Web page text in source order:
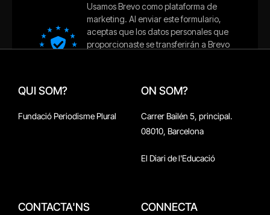
QUI SOM?
Fundació Periodisme Plural
ON SOM?
Carrer Bailén 5, principal.
08010, Barcelona
El Diari de l'Educació
CONTACTA'NS CONNECTA